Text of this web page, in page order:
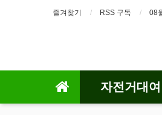
즐겨찾기 RSS 구독 08
자전거대여